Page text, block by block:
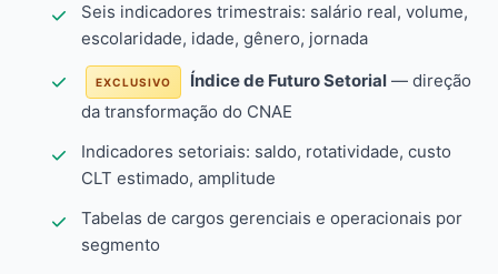
Seis indicadores trimestrais: salário real, volume,
escolaridade, idade, gênero, jornada
EXCLUSIVO Índice de Futuro Setorial — direção
da transformação do CNAE
Indicadores setoriais: saldo, rotatividade, custo
CLT estimado, amplitude
Tabelas de cargos gerenciais e operacionais por
segmento